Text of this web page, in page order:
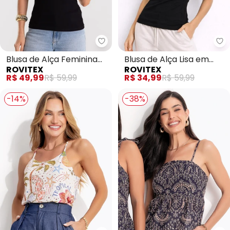
Rovitex - Blusa de Alça
Blusa de Alça Feminina
Canelada (Preto)
ROVITEX
R$ 49,99R$ 59,99
Blusa de Alça Lisa em
Poliamida Aishty (Preto)
ROVITEX
R$ 34,99R$ 59,99
-14%
-38%